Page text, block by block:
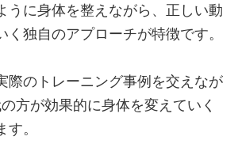
うに身体を整えながら、正しい動
く独自のアプローチが特徴です。
際のトレーニング事例を交えなが
方が効果的に身体を変えていく
。